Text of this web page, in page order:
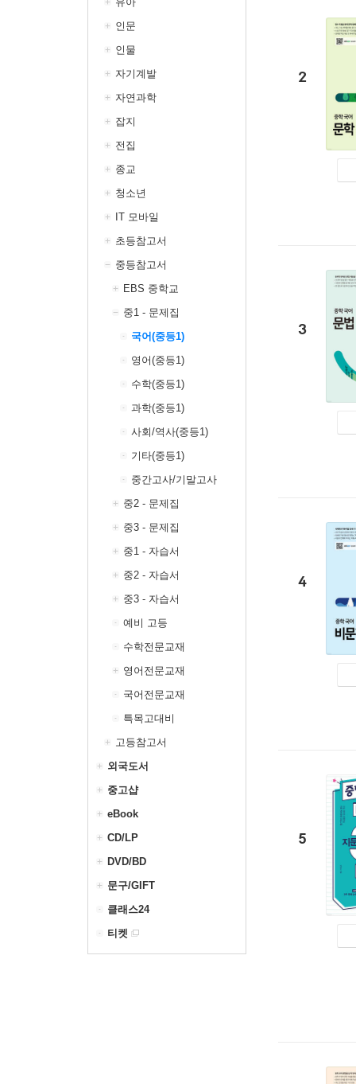
인문
인물
자기계발
자연과학
잡지
전집
종교
청소년
IT 모바일
초등참고서
중등참고서
EBS 중학교
중1 - 문제집
국어(중등1)
영어(중등1)
수학(중등1)
과학(중등1)
사회/역사(중등1)
기타(중등1)
중간고사/기말고사
중2 - 문제집
중3 - 문제집
중1 - 자습서
중2 - 자습서
중3 - 자습서
예비 고등
수학전문교재
영어전문교재
국어전문교재
특목고대비
고등참고서
외국도서
중고샵
eBook
CD/LP
DVD/BD
문구/GIFT
클래스24
티켓
2
3
4
5